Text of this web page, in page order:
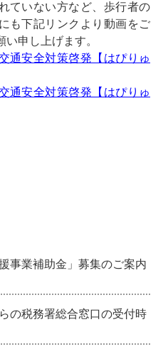
ていない方など、歩行者の
も下記リンクより動画をご
申し上げます。
通安全対策啓発【はぴりゅ
通安全対策啓発【はぴりゅ
事業補助金」募集のご案内
の税務署総合窓口の受付時